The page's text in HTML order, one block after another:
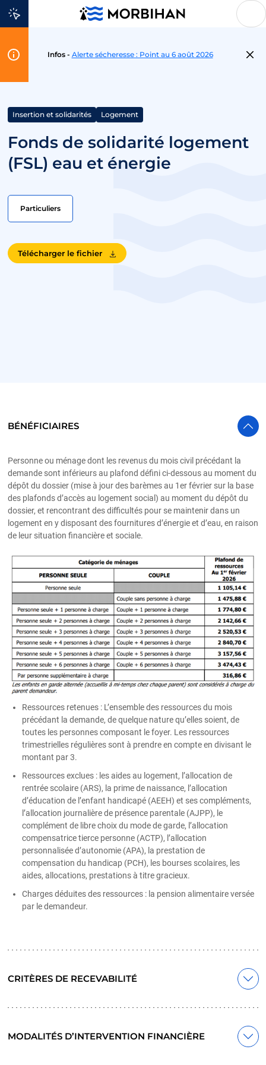
Aller au contenu
Infos - Alerte sécheresse : Point au 6 août 2026
Insertion et solidarités Logement
Fonds de solidarité logement
(FSL) eau et énergie
Particuliers
Télécharger le fichier
BÉNÉFICIAIRES
Personne ou ménage dont les revenus du mois civil précédant la
demande sont inférieurs au plafond défini ci-dessous au moment du
dépôt du dossier (mise à jour des barèmes au 1er février sur la base
des plafonds d’accès au logement social) au moment du dépôt du
dossier, et rencontrant des difficultés pour se maintenir dans un
logement en y disposant des fournitures d’énergie et d’eau, en raison
de leur situation financière et sociale.
Ressources retenues : L’ensemble des ressources du mois
précédant la demande, de quelque nature qu’elles soient, de
toutes les personnes composant le foyer. Les ressources
trimestrielles régulières sont à prendre en compte en divisant le
montant par 3.
Ressources exclues : les aides au logement, l’allocation de
rentrée scolaire (ARS), la prime de naissance, l’allocation
d’éducation de l’enfant handicapé (AEEH) et ses compléments,
l’allocation journalière de présence parentale (AJPP), le
complément de libre choix du mode de garde, l’allocation
compensatrice tierce personne (ACTP), l’allocation
personnalisée d’autonomie (APA), la prestation de
compensation du handicap (PCH), les bourses scolaires, les
aides, allocations, prestations à titre gracieux.
Charges déduites des ressources : la pension alimentaire versée
par le demandeur.
CRITÈRES DE RECEVABILITÉ
MODALITÉS D’INTERVENTION FINANCIÈRE